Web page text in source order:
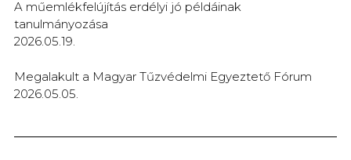
A műemlékfelújítás erdélyi jó példáinak
tanulmányozása
2026.05.19.
Megalakult a Magyar Tűzvédelmi Egyeztető Fórum
2026.05.05.